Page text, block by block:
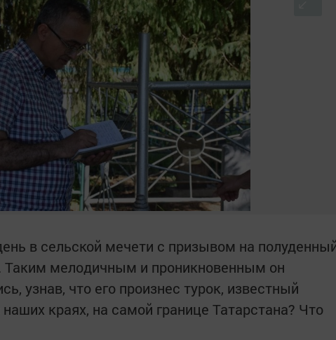
в сельской мечети с призывом на
Таким мелодичным и проникновенным он
узнав, что его произнес турок, известный
краях, на самой границе Татарстана? Что